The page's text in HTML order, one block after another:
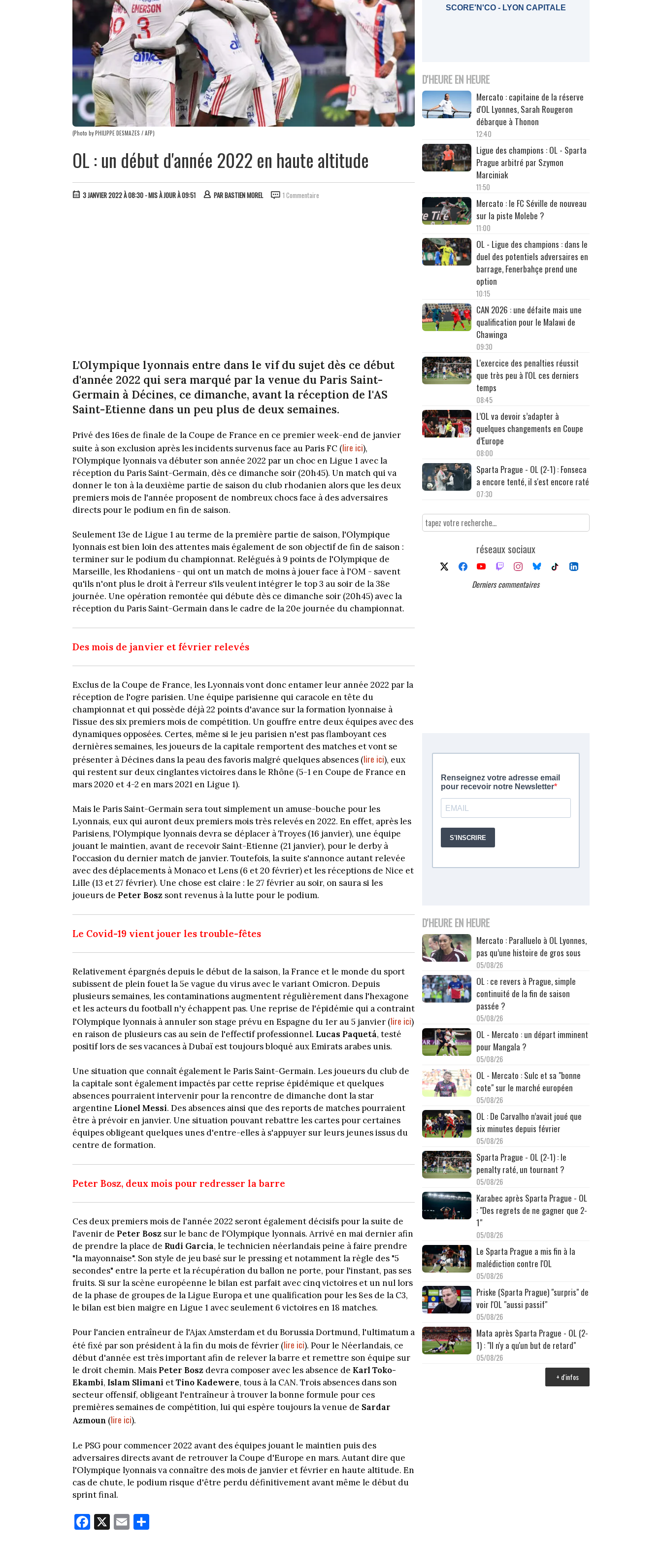
(Photo by PHILIPPE DESMAZES / AFP)
OL : un début d'année 2022 en haute altitude
3 JANVIER 2022 À 08:30 - MIS À JOUR À 09:51 PARBASTIEN MOREL 1 Commentaire
L'Olympique lyonnais entre dans le vif du sujet dès ce début
d'année 2022 qui sera marqué par la venue du Paris Saint-
Germain à Décines, ce dimanche, avant la réception de l'AS
Saint-Etienne dans un peu plus de deux semaines.
Privé des 16es de finale de la Coupe de France en ce premier week-end de janvier
suite à son exclusion après les incidents survenus face au Paris FC (lire ici),
l'Olympique lyonnais va débuter son année 2022 par un choc en Ligue 1 avec la
réception du Paris Saint-Germain, dès ce dimanche soir (20h45). Un match qui va
donner le ton à la deuxième partie de saison du club rhodanien alors que les deux
premiers mois de l'année proposent de nombreux chocs face à des adversaires
directs pour le podium en fin de saison.
Seulement 13e de Ligue 1 au terme de la première partie de saison, l'Olympique
lyonnais est bien loin des attentes mais également de son objectif de fin de saison :
terminer sur le podium du championnat. Relégués à 9 points de l'Olympique de
Marseille, les Rhodaniens - qui ont un match de moins à jouer face à l'OM - savent
qu'ils n'ont plus le droit à l'erreur s'ils veulent intégrer le top 3 au soir de la 38e
journée. Une opération remontée qui débute dès ce dimanche soir (20h45) avec la
réception du Paris Saint-Germain dans le cadre de la 20e journée du championnat.
Des mois de janvier et février relevés
Exclus de la Coupe de France, les Lyonnais vont donc entamer leur année 2022 par la
réception de l'ogre parisien. Une équipe parisienne qui caracole en tête du
championnat et qui possède déjà 22 points d'avance sur la formation lyonnaise à
l'issue des six premiers mois de compétition. Un gouffre entre deux équipes avec des
dynamiques opposées. Certes, même si le jeu parisien n'est pas flamboyant ces
dernières semaines, les joueurs de la capitale remportent des matches et vont se
présenter à Décines dans la peau des favoris malgré quelques absences (lire ici), eux
qui restent sur deux cinglantes victoires dans le Rhône (5-1 en Coupe de France en
mars 2020 et 4-2 en mars 2021 en Ligue 1).
Mais le Paris Saint-Germain sera tout simplement un amuse-bouche pour les
Lyonnais, eux qui auront deux premiers mois très relevés en 2022. En effet, après les
Parisiens, l'Olympique lyonnais devra se déplacer à Troyes (16 janvier), une équipe
jouant le maintien, avant de recevoir Saint-Etienne (21 janvier), pour le derby à
l'occasion du dernier match de janvier. Toutefois, la suite s'annonce autant relevée
avec des déplacements à Monaco et Lens (6 et 20 février) et les réceptions de Nice et
Lille (13 et 27 février). Une chose est claire : le 27 février au soir, on saura si les
joueurs de Peter Bosz sont revenus à la lutte pour le podium.
Le Covid-19 vient jouer les trouble-fêtes
Relativement épargnés depuis le début de la saison, la France et le monde du sport
subissent de plein fouet la 5e vague du virus avec le variant Omicron. Depuis
plusieurs semaines, les contaminations augmentent régulièrement dans l'hexagone
et les acteurs du football n'y échappent pas. Une reprise de l'épidémie qui a contraint
l'Olympique lyonnais à annuler son stage prévu en Espagne du 1er au 5 janvier (lire ici)
en raison de plusieurs cas au sein de l'effectif professionnel. Lucas Paquetá, testé
positif lors de ses vacances à Dubaï est toujours bloqué aux Emirats arabes unis.
Une situation que connaît également le Paris Saint-Germain. Les joueurs du club de
la capitale sont également impactés par cette reprise épidémique et quelques
absences pourraient intervenir pour la rencontre de dimanche dont la star
argentine Lionel Messi. Des absences ainsi que des reports de matches pourraient
être à prévoir en janvier. Une situation pouvant rebattre les cartes pour certaines
équipes obligeant quelques unes d'entre-elles à s'appuyer sur leurs jeunes issus du
centre de formation.
Peter Bosz, deux mois pour redresser la barre
Ces deux premiers mois de l'année 2022 seront également décisifs pour la suite de
l'avenir de Peter Bosz sur le banc de l'Olympique lyonnais. Arrivé en mai dernier afin
de prendre la place de Rudi Garcia, le technicien néerlandais peine à faire prendre
"la mayonnaise". Son style de jeu basé sur le pressing et notamment la règle des "5
secondes" entre la perte et la récupération du ballon ne porte, pour l'instant, pas ses
fruits. Si sur la scène européenne le bilan est parfait avec cinq victoires et un nul lors
de la phase de groupes de la Ligue Europa et une qualification pour les 8es de la C3,
le bilan est bien maigre en Ligue 1 avec seulement 6 victoires en 18 matches.
Pour l'ancien entraîneur de l'Ajax Amsterdam et du Borussia Dortmund, l'ultimatum a
été fixé par son président à la fin du mois de février (lire ici). Pour le Néerlandais, ce
début d'année est très important afin de relever la barre et remettre son équipe sur
le droit chemin. Mais Peter Bosz devra composer avec les absence de Karl Toko-
Ekambi, Islam Slimani etTino Kadewere, tous à la CAN. Trois absences dans son
secteur offensif, obligeant l'entraîneur à trouver la bonne formule pour ces
premières semaines de compétition, lui qui espère toujours la venue de Sardar
Azmoun (lire ici).
Le PSG pour commencer 2022 avant des équipes jouant le maintien puis des
adversaires directs avant de retrouver la Coupe d'Europe en mars. Autant dire que
l'Olympique lyonnais va connaître des mois de janvier et février en haute altitude. En
cas de chute, le podium risque d'être perdu définitivement avant même le début du
sprint final.
Fa
ce
X E
m
SCORE'N'CO - LYON CAPITALE
D'HEURE EN HEURE
Mercato : capitaine de la réserve
d'OL Lyonnes, Sarah Rougeron
débarque à Thonon
12:40
Ligue des champions : OL - Sparta
Prague arbitré par Szymon
Marciniak
11:50
Mercato : le FC Séville de nouveau
sur la piste Molebe ?
11:00
OL - Ligue des champions : dans le
duel des potentiels adversaires en
barrage, Fenerbahçe prend une
option
10:15
CAN 2026 : une défaite mais une
qualification pour le Malawi de
Chawinga
09:30
L'exercice des penalties réussit
que très peu à l'OL ces derniers
temps
08:45
L’OL va devoir s’adapter à
quelques changements en Coupe
d’Europe
08:00
Sparta Prague - OL (2-1) : Fonseca
a encore tenté, il s'est encore raté
07:30
réseaux sociaux
Derniers commentaires
D'HEURE EN HEURE
Mercato : Paralluelo à OL Lyonnes,
pas qu’une histoire de gros sous
05/08/26
OL : ce revers à Prague, simple
continuité de la fin de saison
passée ?
05/08/26
OL - Mercato : un départ imminent
pour Mangala ?
05/08/26
OL - Mercato : Sulc et sa "bonne
cote" sur le marché européen
05/08/26
OL : De Carvalho n’avait joué que
six minutes depuis février
05/08/26
Sparta Prague - OL (2-1) : le
penalty raté, un tournant ?
05/08/26
Karabec après Sparta Prague - OL
: "Des regrets de ne gagner que 2-
1"
05/08/26
Le Sparta Prague a mis fin à la
malédiction contre l'OL
05/08/26
Priske (Sparta Prague) "surpris" de
voir l'OL "aussi passif"
05/08/26
Mata après Sparta Prague - OL (2-
1) : "Il n'y a qu'un but de retard"
05/08/26
+ d'infos